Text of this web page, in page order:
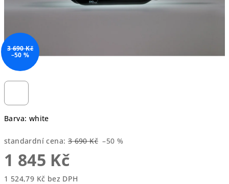
Barva: white
standardní cena: 3 690 Kč –50 %
1 845 Kč
1 524,79 Kč bez DPH
3 690 Kč
–50 %